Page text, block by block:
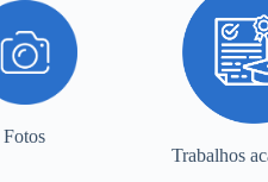
Fotos
Trabalhos